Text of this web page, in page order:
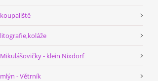
koupaliště
litografie,koláže
Mikulášovičky - klein Nixdorf
mlýn - Větrník